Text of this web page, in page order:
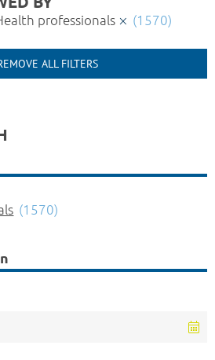
professionals (1570)
ALL FILTERS
(1570)